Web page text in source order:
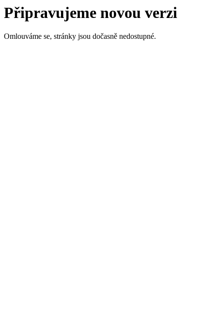
Připravujeme novou verzi
Omlouváme se, stránky jsou dočasně nedostupné.